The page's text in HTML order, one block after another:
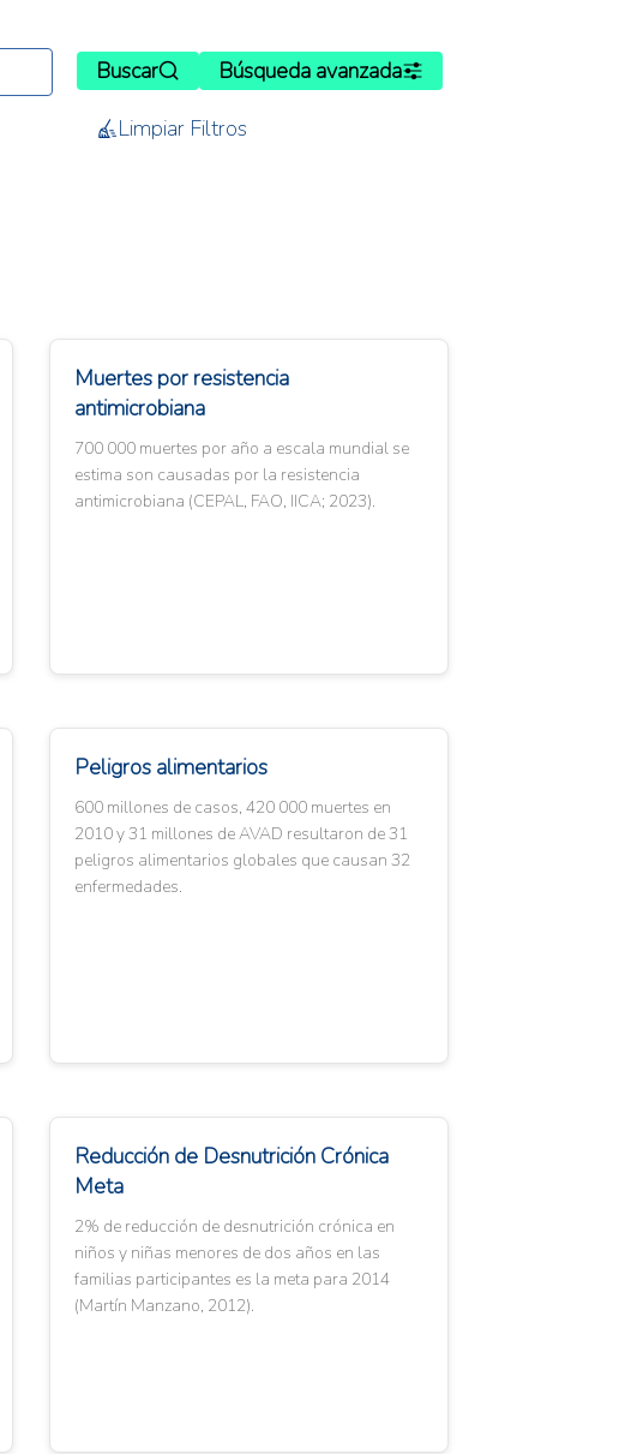
Buscar
Búsqueda avanzada
Limpiar Filtros
Muertes por resistencia
antimicrobiana
700 000 muertes por año a escala mundial se
estima son causadas por la resistencia
antimicrobiana (CEPAL, FAO, IICA; 2023).
Peligros alimentarios
600 millones de casos, 420 000 muertes en
2010 y 31 millones de AVAD resultaron de 31
peligros alimentarios globales que causan 32
enfermedades.
Reducción de Desnutrición Crónica
Meta
2% de reducción de desnutrición crónica en
niños y niñas menores de dos años en las
familias participantes es la meta para 2014
(Martín Manzano, 2012).